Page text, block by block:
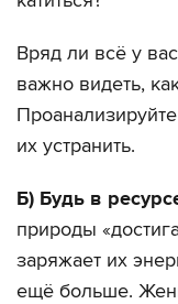
Вряд ли всё у
важно видеть,
их устранить.
Б) Будь в
природы
заряжает их
ещё больше.